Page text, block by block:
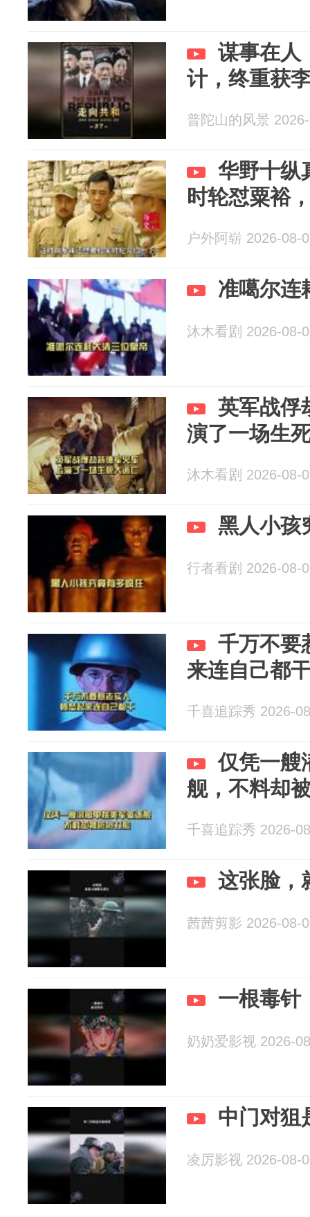
谋事在人
计，终重获
普陀山的风景
华野十纵
时轮怼粟裕
户外阿崭 2026-08-
准噶尔连
沐木看剧 2026-08-
英军战俘
演了一场生
沐木看剧 2026-08-
黑人小孩
行者看剧 2026-08-
千万不要
来连自己都
千喜追踪秀 2026-
仅凭一艘
舰，不料却
千喜追踪秀 2026-
这张脸，
茜茜剪影 2026-08-
一根毒针
奶奶爱影视 2026-
中门对狙
凌厉影视 2026-08-